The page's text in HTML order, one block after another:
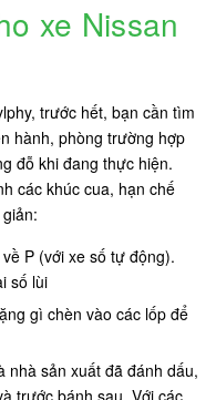
xe Nissan
trước hết, bạn cần tìm
hành, phòng trường hợp
đỗ khi đang thực hiện.
các khúc cua, hạn chế
P (với xe số tự động).
số lùi
gì chèn vào các lốp để
sản xuất đã đánh dấu,